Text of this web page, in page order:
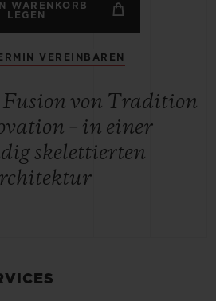
WARENKORB
LEGEN
VEREINBAREN
Fusion von Tradition
– in einer
skelettierten